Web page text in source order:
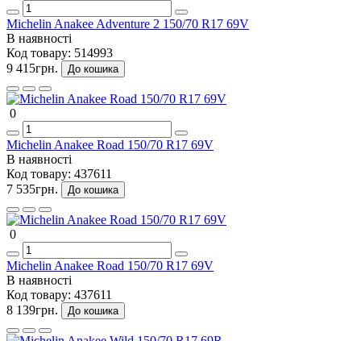
Michelin Anakee Adventure 2 150/70 R17 69V
В наявності
Код товару: 514993
9 415грн.
До кошика
0
Michelin Anakee Road 150/70 R17 69V
В наявності
Код товару: 437611
7 535грн.
До кошика
0
Michelin Anakee Road 150/70 R17 69V
В наявності
Код товару: 437611
8 139грн.
До кошика